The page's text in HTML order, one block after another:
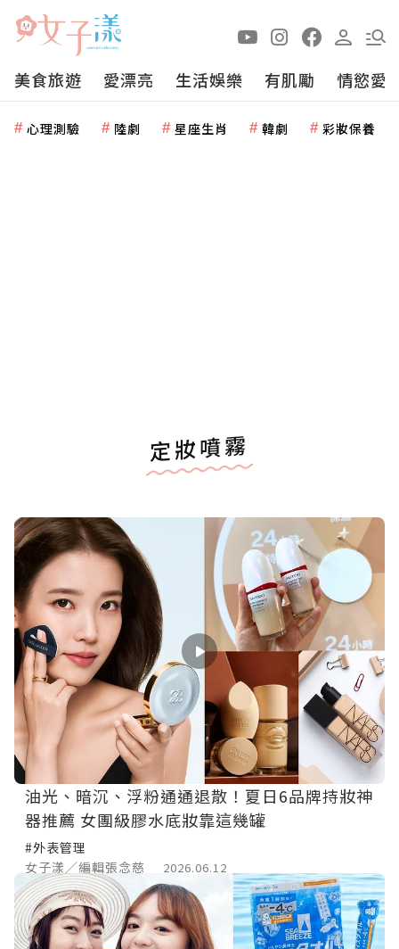
美食旅遊 愛漂亮 生活娛樂 有肌勵 情慾愛
心理測驗 陸劇 星座生肖 韓劇 彩妝保養
定妝噴霧
油光、暗沉、浮粉通通退散！夏日6品牌持妝神
器推薦 女團級膠水底妝靠這幾罐
#外表管理
女子漾／編輯張念慈
2026.06.12